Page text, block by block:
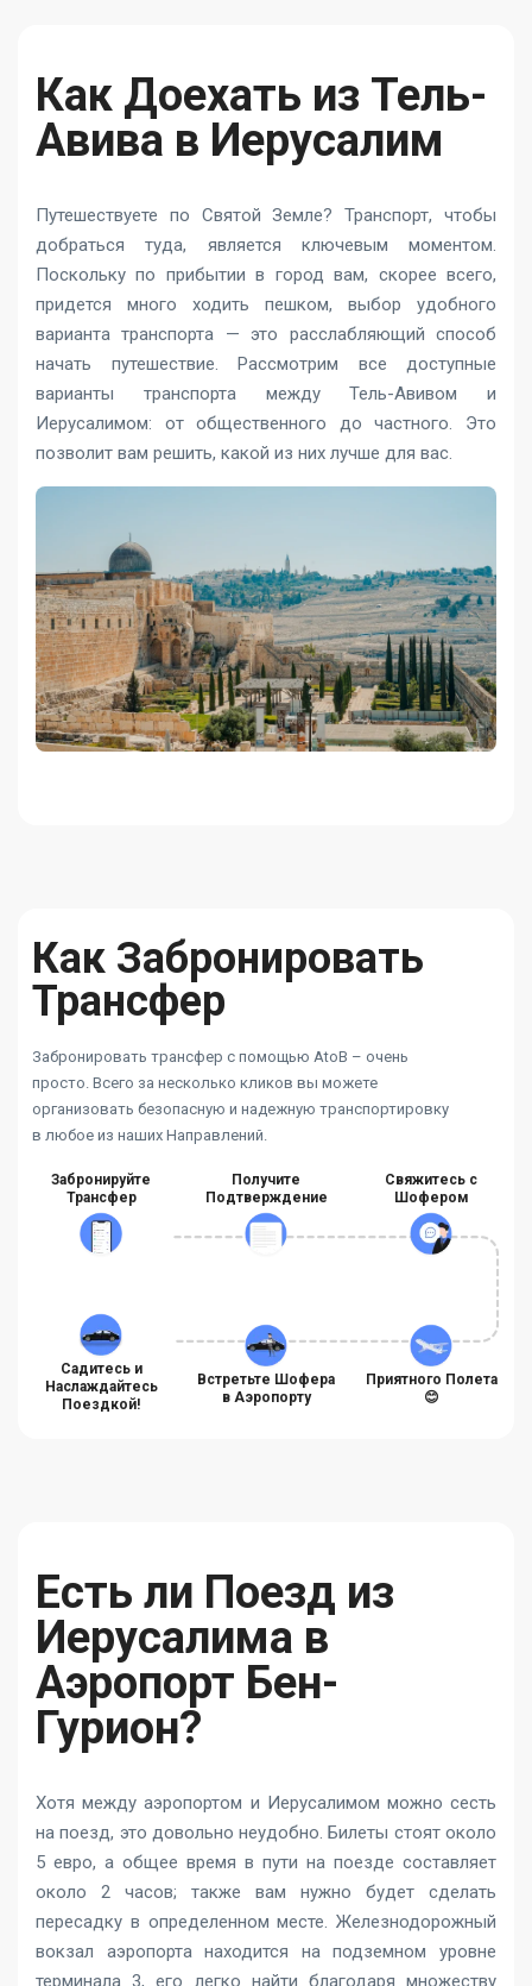
Как Доехать из Тель-
Авива в Иерусалим
Путешествуете по Святой Земле? Транспорт, чтобы
добраться туда, является ключевым моментом.
Поскольку по прибытии в город вам, скорее всего,
придется много ходить пешком, выбор удобного
варианта транспорта — это расслабляющий способ
начать путешествие. Рассмотрим все доступные
варианты транспорта между Тель-Авивом и
Иерусалимом: от общественного до частного. Это
позволит вам решить, какой из них лучше для вас.
Как Забронировать
Трансфер
Забронировать трансфер с помощью AtoB – очень
просто. Всего за несколько кликов вы можете
организовать безопасную и надежную транспортировку
в любое из наших Направлений.
Забронируйте
Трансфер
Получите
Подтверждение
Свяжитесь с
Шофером
Садитесь и
Наслаждайтесь
Поездкой!
Встретьте Шофера
в Аэропорту
Приятного Полета
😊
Есть ли Поезд из
Иерусалима в
Аэропорт Бен-
Гурион?
Хотя между аэропортом и Иерусалимом можно сесть
на поезд, это довольно неудобно. Билеты стоят около
5 евро, а общее время в пути на поезде составляет
около 2 часов; также вам нужно будет сделать
пересадку в определенном месте. Железнодорожный
вокзал аэропорта находится на подземном уровне
терминала 3, его легко найти благодаря множеству